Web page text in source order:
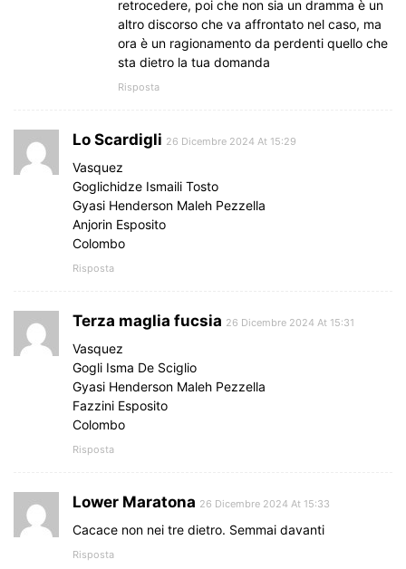
retrocedere, poi che non sia un dramma è un
altro discorso che va affrontato nel caso, ma
ora è un ragionamento da perdenti quello che
sta dietro la tua domanda
Risposta
Lo Scardigli 26 Dicembre 2024 At 15:29
Vasquez
Goglichidze Ismaili Tosto
Gyasi Henderson Maleh Pezzella
Anjorin Esposito
Colombo
Risposta
Terza maglia fucsia 26 Dicembre 2024 At 15:31
Vasquez
Gogli Isma De Sciglio
Gyasi Henderson Maleh Pezzella
Fazzini Esposito
Colombo
Risposta
Lower Maratona 26 Dicembre 2024 At 15:33
Cacace non nei tre dietro. Semmai davanti
Risposta